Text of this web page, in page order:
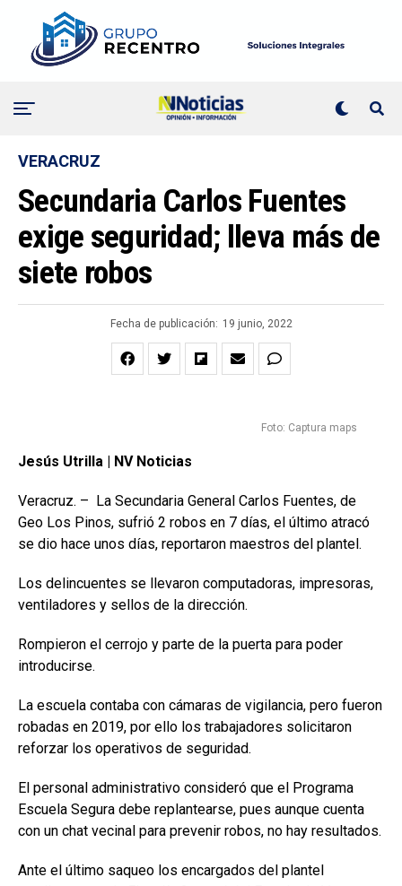
VERACRUZ
Secundaria Carlos Fuentes
exige seguridad; lleva más de
siete robos
Fecha de publicación: 19 junio, 2022
Foto: Captura maps
Jesús Utrilla | NV Noticias
Veracruz. – La Secundaria General Carlos Fuentes, de
Geo Los Pinos, sufrió 2 robos en 7 días, el último atracó
se dio hace unos días, reportaron maestros del plantel.
Los delincuentes se llevaron computadoras, impresoras,
ventiladores y sellos de la dirección.
Rompieron el cerrojo y parte de la puerta para poder
introducirse.
La escuela contaba con cámaras de vigilancia, pero fueron
robadas en 2019, por ello los trabajadores solicitaron
reforzar los operativos de seguridad.
El personal administrativo consideró que el Programa
Escuela Segura debe replantearse, pues aunque cuenta
con un chat vecinal para prevenir robos, no hay resultados.
Ante el último saqueo los encargados del plantel